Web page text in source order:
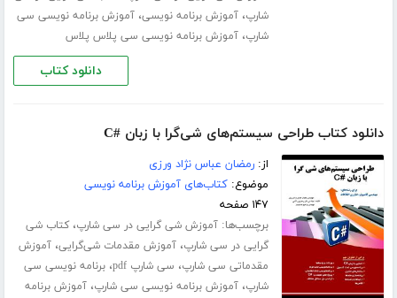
شارپ،آموزش برنامه نویسی،آموزش برنامه ­نویسی سی
شارپ،آموزش برنامه نویسی سی پلاس پلاس
دانلود کتاب
دانلود کتاب طراحی سیستم‌های شی‌گرا با زبان #C
از:رمضان عباس نژاد ورزی
موضوع:کتاب‌های آموزش برنامه نویسی
۱۴۷ صفحه
برچسب‌ها:آموزش شی گرایی در سی شارپ،کتاب شی
گرایی در سی شارپ،آموزش مقدمات شی‌گرایی،آموزش
مقدماتی سی شارپ، سی شارپ pdf ،برنامه نویسی سی
شارپ،آموزش برنامه ­نویسی سی شارپ،آموزش برنامه